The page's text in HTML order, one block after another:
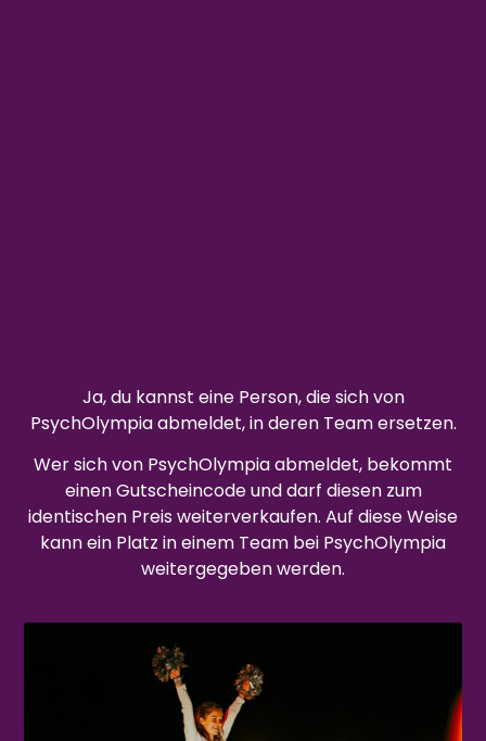
Ja, du kannst eine Person, die sich von
PsychOlympia abmeldet, in deren Team ersetzen.
Wer sich von PsychOlympia abmeldet, bekommt
einen Gutscheincode und darf diesen zum
identischen Preis weiterverkaufen. Auf diese Weise
kann ein Platz in einem Team bei PsychOlympia
weitergegeben werden.